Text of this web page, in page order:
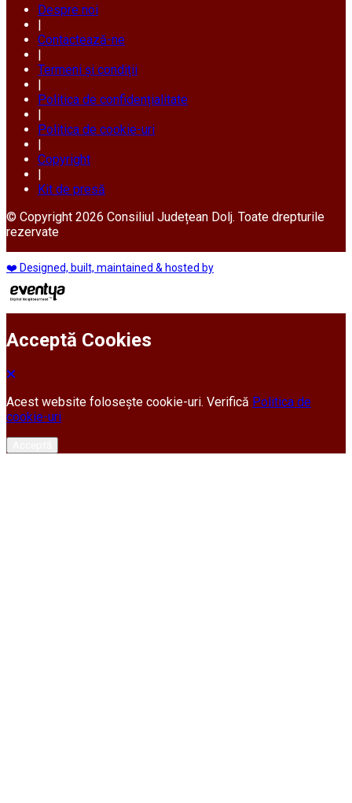
Despre noi
|
Contactează-ne
|
Termeni și condiții
|
Politica de confidențialitate
|
Politica de cookie-uri
|
Copyright
|
Kit de presă
© Copyright 2026 Consiliul Județean Dolj. Toate drepturile
rezervate
❤️ Designed, built, maintained & hosted by
Acceptă Cookies
Acest website folosește cookie-uri. Verifică Politica de
cookie-uri